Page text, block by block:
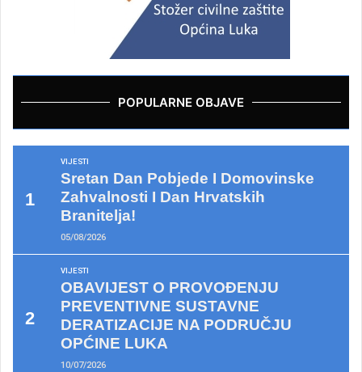
POPULARNE OBJAVE
VIJESTI
Sretan Dan Pobjede I Domovinske
Zahvalnosti I Dan Hrvatskih
Branitelja!
05/08/2026
VIJESTI
OBAVIJEST O PROVOĐENJU
PREVENTIVNE SUSTAVNE
DERATIZACIJE NA PODRUČJU
OPĆINE LUKA
10/07/2026